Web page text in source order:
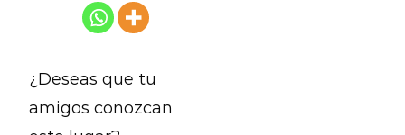
¿Deseas que tu
amigos conozcan